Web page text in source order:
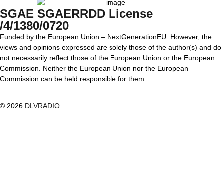
SGAE SGAERRDD License
/4/1380/0720
Funded by the European Union – NextGenerationEU. However, the
views and opinions expressed are solely those of the author(s) and do
not necessarily reflect those of the European Union or the European
Commission. Neither the European Union nor the European
Commission can be held responsible for them.
© 2026 DLVRADIO